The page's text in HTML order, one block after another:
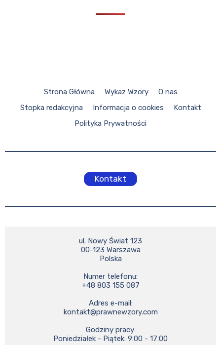
Strona Główna Wykaz Wzory
O nas
Stopka redakcyjna
Informacja o cookies
Kontakt
Polityka Prywatności
Kontakt
ul. Nowy Świat 123
00-123 Warszawa
Polska
Numer telefonu:
+48 803 155 087
kontakt@prawnewzory.com
Godziny pracy:
Poniedziałek - Piątek: 9:00 - 17:00